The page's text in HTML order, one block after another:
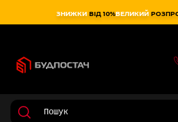
ЗНИЖКИ ВІД 10%ВЕЛИКИЙ